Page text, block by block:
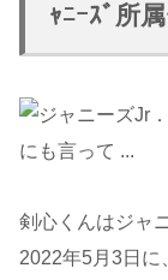
ｬﾆｰｽﾞ所
剣心くんはジャ
2022年5月3日に